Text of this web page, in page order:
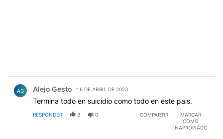
AG Alejo Gesto 6 DE ABRIL DE 2023
Termina todo en suicidio como todo en este pais.
RESPONDER 3 0 COMPARTIR
MARCAR
COMO
INAPROPIADO